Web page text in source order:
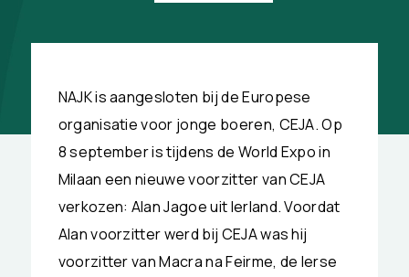
NAJK is aangesloten bij de Europese
organisatie voor jonge boeren, CEJA. Op
8 september is tijdens de World Expo in
Milaan een nieuwe voorzitter van CEJA
verkozen: Alan Jagoe uit Ierland. Voordat
Alan voorzitter werd bij CEJA was hij
voorzitter van Macra na Feirme, de Ierse